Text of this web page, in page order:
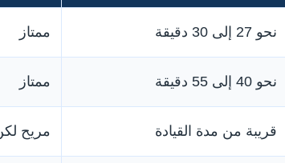
نحو 27 إلى 30 دقيقة ممتاز
نحو 40 إلى 55 دقيقة ممتاز
قريبة من مدة القيادة مريح